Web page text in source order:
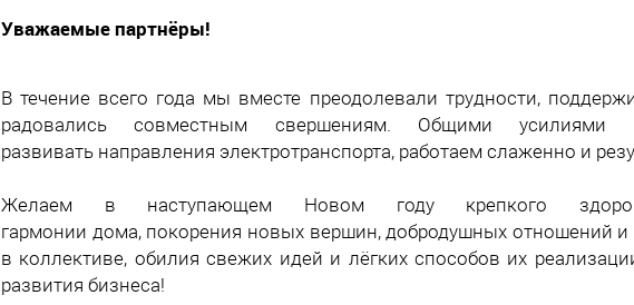
Уважаемые партнёры!
В течение всего года мы вместе преодолевали трудности,
радовались совместным свершениям. Общими
развивать направления электротранспорта, работаем слаженно и
Желаем в наступающем Новом году крепкого
гармонии дома, покорения новых вершин, добродушных отношений
в коллективе, обилия свежих идей и лёгких способов их
развития бизнеса!